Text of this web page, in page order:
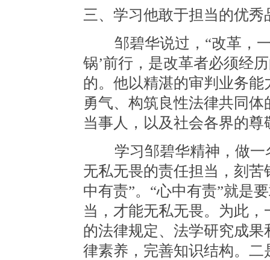
三、学习他敢于担当的优
邹碧华说过，“改革，一
锅’前行，是改革者必须经
的。他以精湛的审判业务
勇气、构筑良性法律共同
当事人，以及社会各界的尊
学习邹碧华精神，做一
无私无畏的责任担当，刻
中有责”。“心中有责”就是
当，才能无私无畏。为此
的法律规定、法学研究成
律素养，完善知识结构。